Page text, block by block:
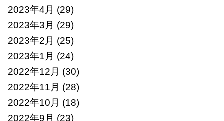
2023年4月 (29)
2023年3月 (29)
2023年2月 (25)
2023年1月 (24)
2022年12月 (30)
2022年11月 (28)
2022年10月 (18)
2022年9月 (23)